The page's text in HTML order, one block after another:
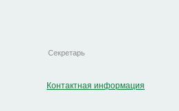
Секретарь
Контактная информация